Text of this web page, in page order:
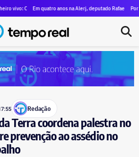
do Inmetro
Jacaré registra candidatura à Câmara e declara
Em quatro anos na Alerj, deputado Rafael NobrePor causa de
Redação
Terra coordena palestra no
prevenção ao assédio no